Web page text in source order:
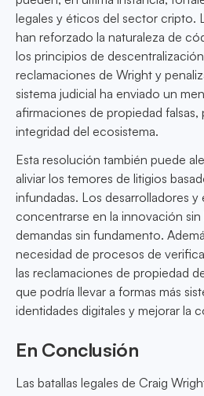
legales y éticos del sector cripto.
han reforzado la naturaleza de
los principios de
reclamaciones de Wright y
sistema judicial ha enviado un
afirmaciones de propiedad
integridad del ecosistema.
Esta resolución también puede
aliviar los temores de litigios
infundadas. Los desarrolladores y
concentrarse en la innovación sin
demandas sin fundamento.
necesidad de procesos de
las reclamaciones de propiedad
que podría llevar a formas más
identidades digitales y mejorar la
En Conclusión
Las batallas legales de Craig